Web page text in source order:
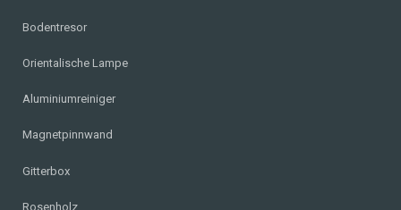
Bodentresor
Orientalische Lampe
Aluminiumreiniger
Magnetpinnwand
Gitterbox
Rosenholz